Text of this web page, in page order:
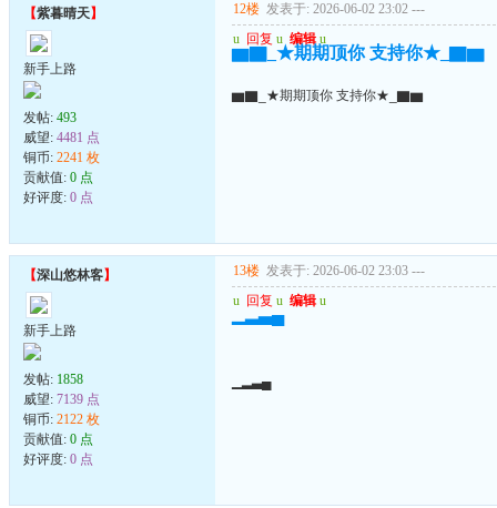
【紫暮晴天】
新手上路
发帖: 493
威望: 4481 点
铜币: 2241 枚
贡献值: 0 点
好评度: 0 点
12楼 发表于: 2026-06-02 23:02 ---
u 回复 u 编辑 u
▆▇_★期期顶你 支持你★_▇▆
▆▇_★期期顶你 支持你★_▇▆
【深山悠林客】
新手上路
发帖: 1858
威望: 7139 点
铜币: 2122 枚
贡献值: 0 点
好评度: 0 点
13楼 发表于: 2026-06-02 23:03 ---
u 回复 u 编辑 u
▁▂▃▄
▁▂▃▄